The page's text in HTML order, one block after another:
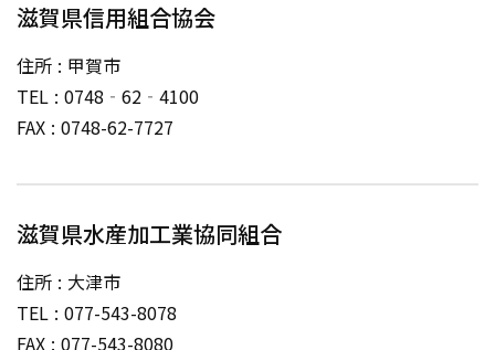
滋賀県信用組合協会
住所
甲賀市
TEL 0748‐62‐4100
FAX 0748-62-7727
滋賀県水産加工業協同組合
住所
大津市
TEL 077-543-8078
FAX 077-543-8080